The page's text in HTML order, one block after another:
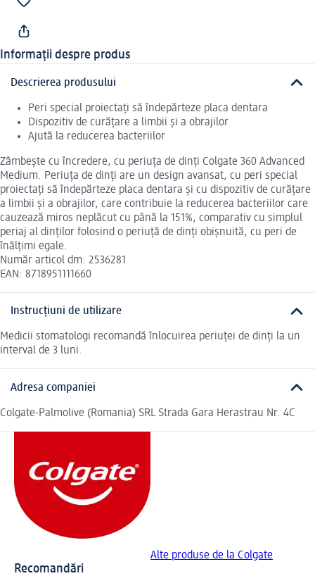
Informații despre produs
Descrierea produsului
Peri special proiectați să îndepărteze placa dentara
Dispozitiv de curățare a limbii și a obrajilor
Ajută la reducerea bacteriilor
Zâmbește cu încredere, cu periuța de dinți Colgate 360 Advanced
Medium. Periuța de dinți are un design avansat, cu peri special
proiectați să îndepărteze placa dentara și cu dispozitiv de curățare
a limbii și a obrajilor, care contribuie la reducerea bacteriilor care
cauzează miros neplăcut cu până la 151%, comparativ cu simplul
periaj al dinților folosind o periuță de dinți obișnuită, cu peri de
înălțimi egale.
Număr articol dm: 2536281
EAN: 8718951111660
Instrucțiuni de utilizare
Medicii stomatologi recomandă înlocuirea periuței de dinți la un
interval de 3 luni.
Adresa companiei
Colgate-Palmolive (Romania) SRL Strada Gara Herastrau Nr. 4C
Alte produse de la Colgate
Recomandări